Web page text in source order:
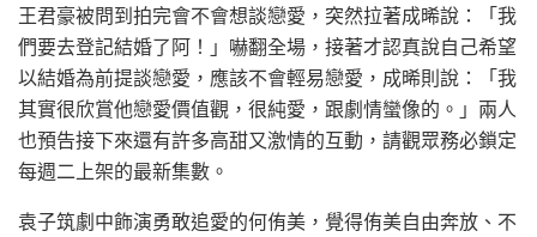
王君豪被問到拍完會不會想談戀愛，突然拉著成晞說：「我
們要去登記結婚了阿！」嚇翻全場，接著才認真說自己希望
以結婚為前提談戀愛，應該不會輕易戀愛，成晞則說：「我
其實很欣賞他戀愛價值觀，很純愛，跟劇情蠻像的。」兩人
也預告接下來還有許多高甜又激情的互動，請觀眾務必鎖定
每週二上架的最新集數。
袁子筑劇中飾演勇敢追愛的何侑美，覺得侑美自由奔放、不